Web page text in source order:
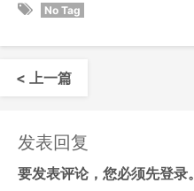
No Tag
< 上一篇
发表回复
要发表评论，您必须先登录。